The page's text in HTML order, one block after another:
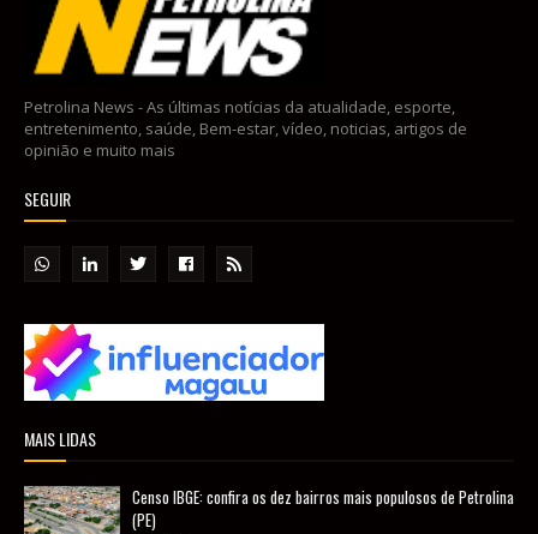
Petrolina News - As últimas notícias da atualidade, esporte,
entretenimento, saúde, Bem-estar, vídeo, noticias, artigos de
opinião e muito mais
SEGUIR
MAIS LIDAS
Censo IBGE: confira os dez bairros mais populosos de Petrolina
(PE)